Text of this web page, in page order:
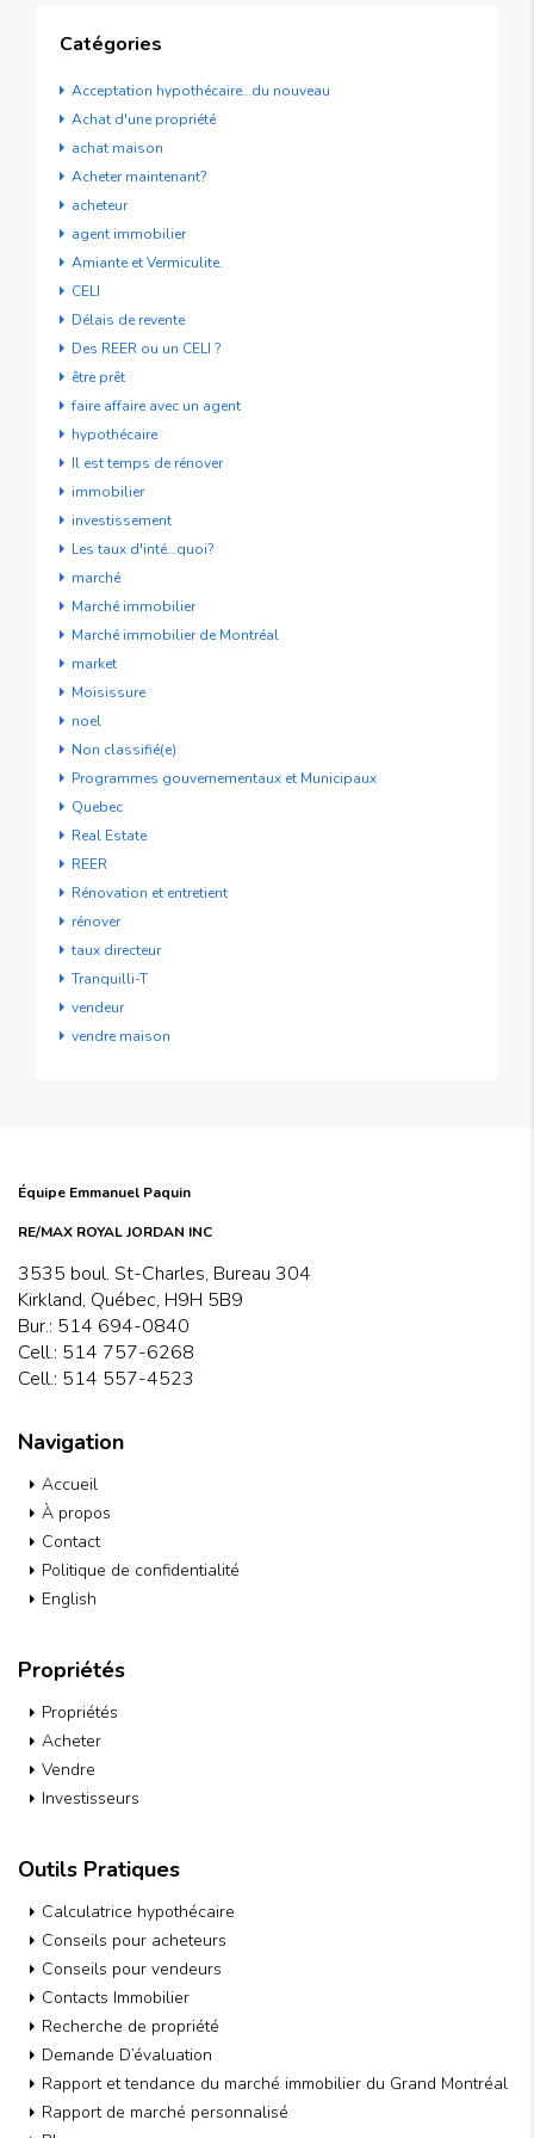
Catégories
Acceptation hypothécaire…du nouveau
Achat d'une propriété
achat maison
Acheter maintenant?
acheteur
agent immobilier
Amiante et Vermiculite.
CELI
Délais de revente
Des REER ou un CELI ?
être prêt
faire affaire avec un agent
hypothécaire
Il est temps de rénover
immobilier
investissement
Les taux d'inté…quoi?
marché
Marché immobilier
Marché immobilier de Montréal
market
Moisissure
noel
Non classifié(e)
Programmes gouvernementaux et Municipaux
Quebec
Real Estate
REER
Rénovation et entretient
rénover
taux directeur
Tranquilli-T
vendeur
vendre maison
Équipe Emmanuel Paquin
RE/MAX ROYAL JORDAN INC
3535 boul. St-Charles, Bureau 304
Kirkland, Québec, H9H 5B9
Bur.: 514 694-0840
Cell.: 514 757-6268
Cell.: 514 557-4523
Navigation
Accueil
À propos
Contact
Politique de confidentialité
English
Propriétés
Propriétés
Acheter
Vendre
Investisseurs
Outils Pratiques
Calculatrice hypothécaire
Conseils pour acheteurs
Conseils pour vendeurs
Contacts Immobilier
Recherche de propriété
Demande D’évaluation
Rapport et tendance du marché immobilier du Grand Montréal
Rapport de marché personnalisé